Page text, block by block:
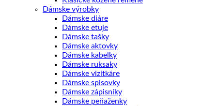
Dámske výrobky
Dámske diáre
Dámske etuje
Dámske tašky
Dámske aktovky
Dámske kabelky
Dámske ruksaky
Dámske vizitkáre
Dámske spisovky
Dámske zápisníky
Dámske peňaženky